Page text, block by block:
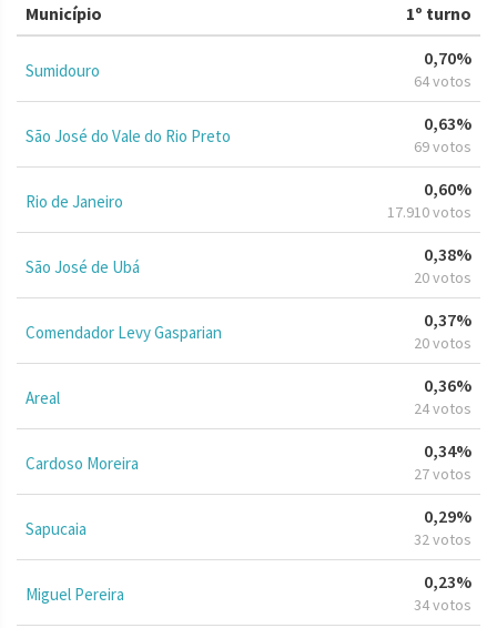
Município 1º turno
Sumidouro
0,70%
64 votos
São José do Vale do Rio Preto
0,63%
69 votos
Rio de Janeiro
0,60%
17.910 votos
São José de Ubá
0,38%
20 votos
Comendador Levy Gasparian
0,37%
20 votos
Areal
0,36%
24 votos
Cardoso Moreira
0,34%
27 votos
Sapucaia
0,29%
32 votos
Miguel Pereira
0,23%
34 votos